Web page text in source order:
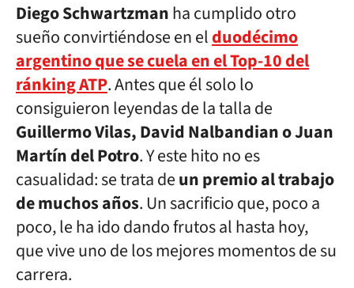
Diego Schwartzmanha cumplido otro
sueño convirtiéndose en elduodécimo
argentino que se cuela en el Top-10 del
ránking ATP. Antes que él solo lo
consiguieron leyendas de la talla de
Guillermo Vilas, David Nalbandian o Juan
Martín del Potro. Y este hito no es
casualidad: se trata deun premio al trabajo
de muchos años. Un sacrificio que, poco a
poco, le ha ido dando frutos al hasta hoy,
que vive uno de los mejores momentos de su
carrera.